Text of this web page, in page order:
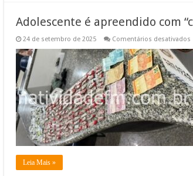
e
Adolescente é apreendido com
24 de setembro de 2025 Comentários desativados
é
Leia Mais »